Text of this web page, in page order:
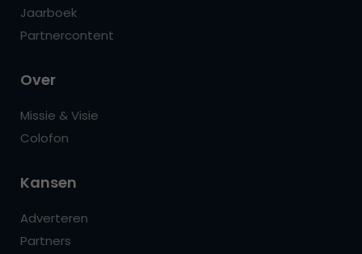
Jaarboek
Partnercontent
Over
Missie & Visie
Colofon
Kansen
Adverteren
Partners